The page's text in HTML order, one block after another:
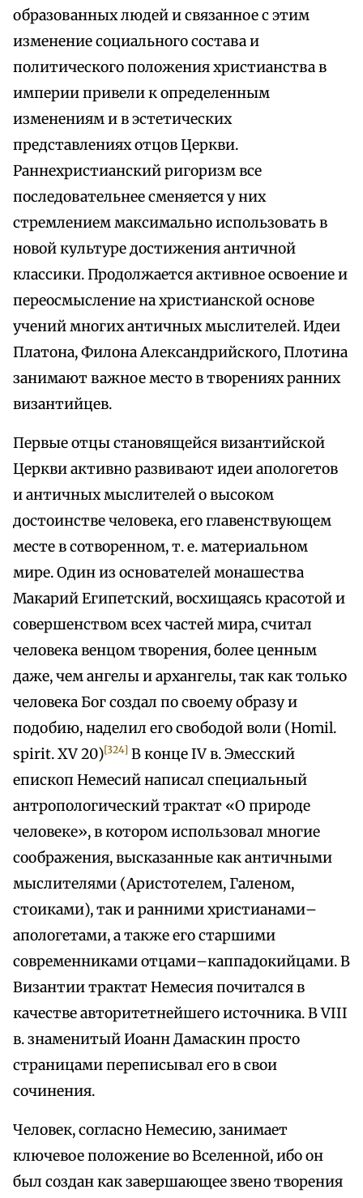
образованных людей и связанное с этим
изменение социального состава и
политического положения христианства в
империи привели к определенным
изменениям и в эстетических
представлениях отцов Церкви.
Раннехристианский ригоризм все
последовательнее сменяется у них
стремлением максимально использовать в
новой культуре достижения античной
классики. Продолжается активное освоение и
переосмысление на христианской основе
учений многих античных мыслителей. Идеи
Платона, Филона Александрийского, Плотина
занимают важное место в творениях ранних
византийцев.
Первые отцы становящейся византийской
Церкви активно развивают идеи апологетов
и античных мыслителей о высоком
достоинстве человека, его главенствующем
месте в сотворенном, т. е. материальном
мире. Один из основателей монашества
Макарий Египетский, восхищаясь красотой и
совершенством всех частей мира, считал
человека венцом творения, более ценным
даже, чем ангелы и архангелы, так как только
человека Бог создал по своему образу и
подобию, наделил его свободой воли (Homil.
spirit. XV 20)[324] В конце IV в. Эмесский
епископ Немесий написал специальный
антропологический трактат «О природе
человеке», в котором использовал многие
соображения, высказанные как античными
мыслителями (Аристотелем, Галеном,
стоиками), так и ранними христианами–
апологетами, а также его старшими
современниками отцами–каппадокийцами. В
Византии трактат Немесия почитался в
качестве авторитетнейшего источника. В VIII
в. знаменитый Иоанн Дамаскин просто
страницами переписывал его в свои
сочинения.
Человек, согласно Немесию, занимает
ключевое положение во Вселенной, ибо он
был создан как завершающее звено творения